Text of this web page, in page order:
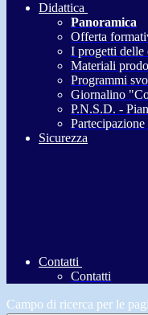
Didattica
Panoramica
Offerta
I progetti delle
Materiali
Programmi
Giornalino
P.N.S.D. -
Partecipazione
Sicurezza
Contatti
Contatti
Campo di ricerca per le